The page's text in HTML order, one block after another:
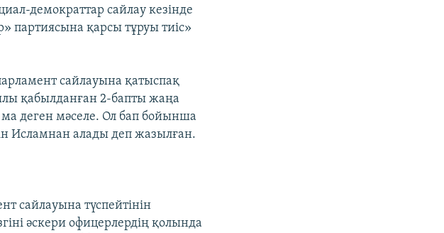
демократтар сайлау кезінде
партиясына қарсы тұруы тиіс»
сайлауына қатыспақ
қабылданған 2-бапты жаңа
деген мәселе. Ол бап бойынша
Исламнан алады деп жазылған.
сайлауына түспейтінін
әскери офицерлердің қолында